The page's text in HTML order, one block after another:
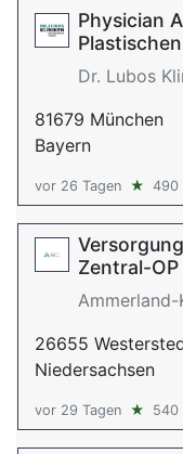
Physician
Dr. Lubos
81679 München
Bayern
vor 26 Tagen ★ 490
Zentral-
26655
Niedersachsen
vor 29 Tagen ★ 540